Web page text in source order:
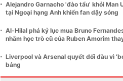
Alejandro Garnacho 'đào tẩu' khỏi Man
tại Ngoại hạng Anh khiến fan dậy sóng
Al-Hilal phá kỷ lục mua Bruno
nhắm học trò cũ của Ruben Amorim
Liverpool và Arsenal quyết đối đầu vì
bảng